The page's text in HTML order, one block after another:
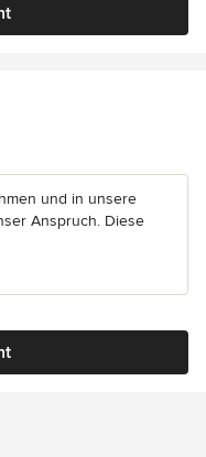
Sternen
und in unsere
Anspruch. Diese